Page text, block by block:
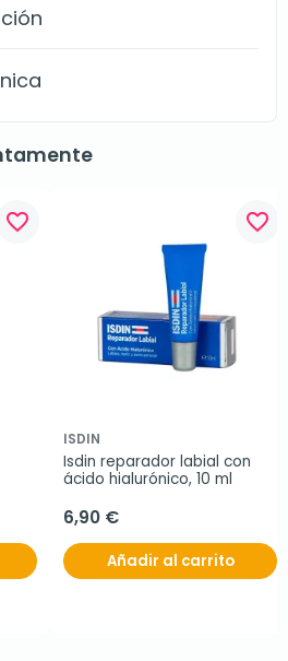
favorite_border favorite_border
ISDIN
Isdin reparador labial con
ácido hialurónico, 10 ml
6,90 €
Añadir al carrito